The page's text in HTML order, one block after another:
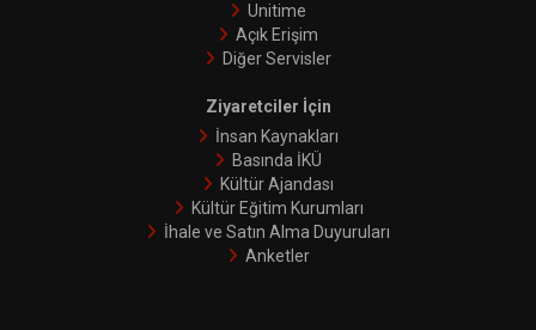
Unitime
Açık Erişim
Diğer Servisler
Ziyaretciler İçin
İnsan Kaynakları
Basında İKÜ
Kültür Ajandası
Kültür Eğitim Kurumları
İhale ve Satın Alma Duyuruları
Anketler